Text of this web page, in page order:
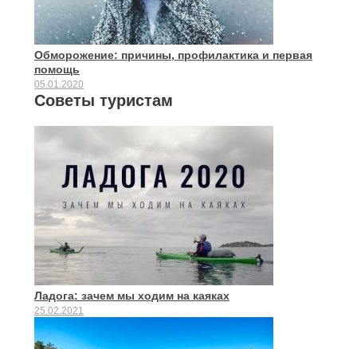
Обморожение: причины, профилактика и первая
помощь
05.01.2020
Советы туристам
Ладога: зачем мы ходим на каяках
25.02.2021